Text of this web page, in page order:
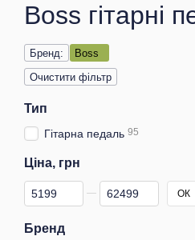
Boss гітарні
Бренд:
Boss
Очистити фільтр
Тип
Гітарна педаль 95
Ціна, грн
Від Ціна, грн
До Ціна, грн ОК
Бренд